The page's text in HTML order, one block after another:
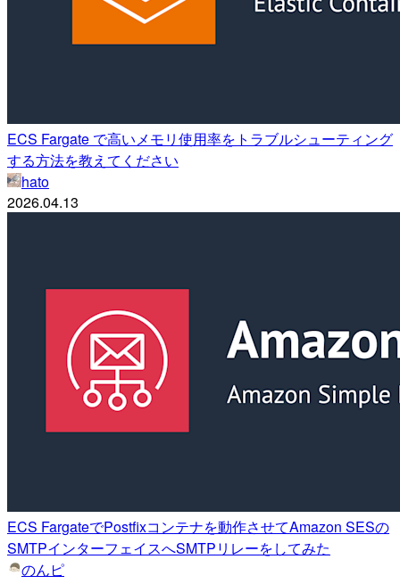
ECS Fargate で高いメモリ使用率をトラブルシューティング
する方法を教えてください
hato
2026.04.13
ECS FargateでPostfixコンテナを動作させてAmazon SESの
SMTPインターフェイスへSMTPリレーをしてみた
のんピ